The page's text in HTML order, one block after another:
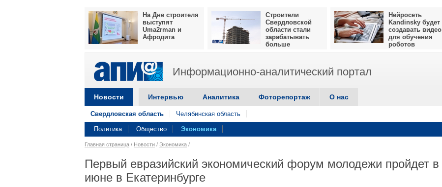
На Дне строителя
выступят
Uma2rman и
Афродита
Строители
Свердловской
области стали
зарабатывать
больше
Нейросеть
Kandinsky будет
создавать видео
для обучения
роботов
Информационно-аналитический портал
Новости Интервью Аналитика Фоторепортаж О нас
Свердловская область Челябинская область
Политика Общество Экономика
Главная страница / Новости / Экономика /
Первый евразийский экономический форум молодежи пройдет в
июне в Екатеринбурге